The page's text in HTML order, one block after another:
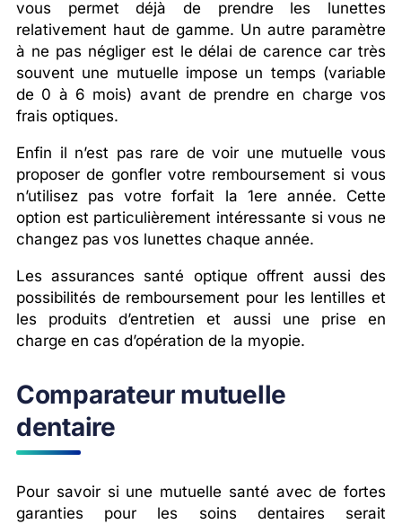
vous permet déjà de prendre les lunettes
relativement haut de gamme. Un autre paramètre
à ne pas négliger est le délai de carence car très
souvent une mutuelle impose un temps (variable
de 0 à 6 mois) avant de prendre en charge vos
frais optiques.
Enfin il n’est pas rare de voir une mutuelle vous
proposer de gonfler votre remboursement si vous
n’utilisez pas votre forfait la 1ere année. Cette
option est particulièrement intéressante si vous ne
changez pas vos lunettes chaque année.
Les assurances santé optique offrent aussi des
possibilités de remboursement pour les lentilles et
les produits d’entretien et aussi une prise en
charge en cas d’opération de la myopie.
Comparateur mutuelle
dentaire
Pour savoir si une mutuelle santé avec de fortes
garanties pour les soins dentaires serait